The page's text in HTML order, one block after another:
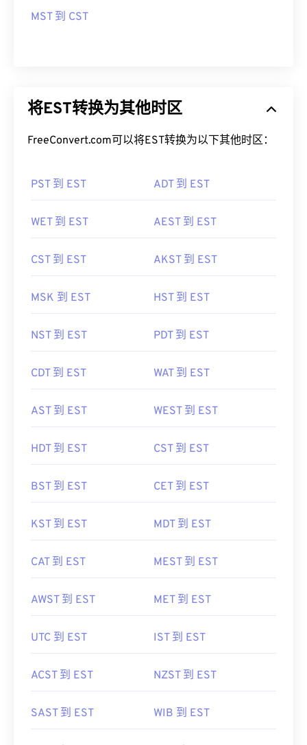
MST 到 CST
将EST转换为其他时区
FreeConvert.com可以将EST转换为以下其他时区：
PST 到 EST ADT 到 EST
WET 到 EST AEST 到 EST
CST 到 EST AKST 到 EST
MSK 到 EST HST 到 EST
NST 到 EST PDT 到 EST
CDT 到 EST WAT 到 EST
AST 到 EST WEST 到 EST
HDT 到 EST CST 到 EST
BST 到 EST CET 到 EST
KST 到 EST MDT 到 EST
CAT 到 EST MEST 到 EST
AWST 到 EST MET 到 EST
UTC 到 EST IST 到 EST
ACST 到 EST NZST 到 EST
SAST 到 EST WIB 到 EST